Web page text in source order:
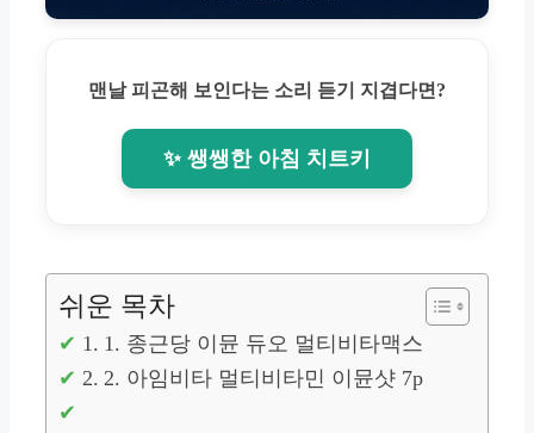
맨날 피곤해 보인다는 소리 듣기 지겹다면?
✨ 쌩쌩한 아침 치트키
쉬운 목차
1. 종근당 이뮨 듀오 멀티비타맥스
2. 아임비타 멀티비타민 이뮨샷 7p